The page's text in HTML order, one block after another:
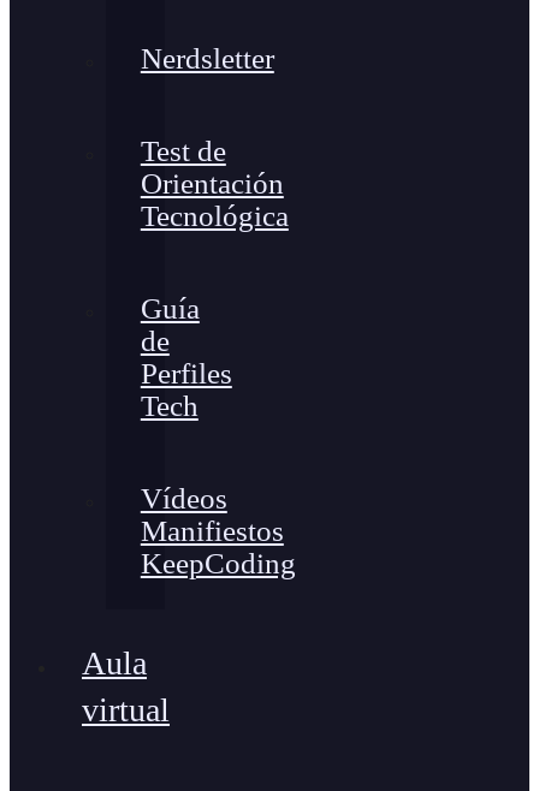
Nerdsletter
Test de
Orientación
Tecnológica
Guía
de
Perfiles
Tech
Vídeos
Manifiestos
KeepCoding
Aula
virtual